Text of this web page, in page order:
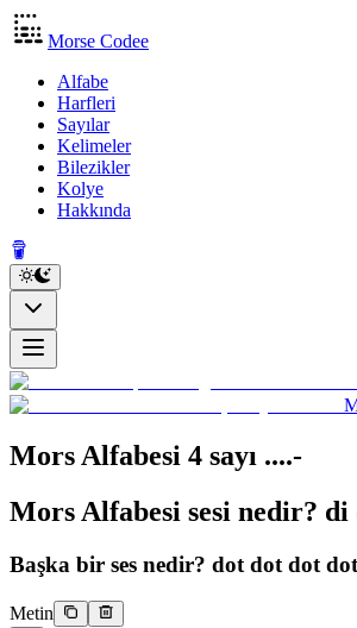
Morse Codee
Alfabe
Harfleri
Sayılar
Kelimeler
Bilezikler
Kolye
Hakkında
Mors Alfabesi 4 sayı ....-
Mors Alfabesi sesi nedir? di
Başka bir ses nedir? dot dot dot
Metin